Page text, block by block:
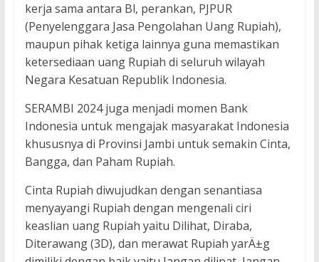
kerja sama antara Bl, perankan, PJPUR
(Penyelenggara Jasa Pengolahan Uang Rupiah),
maupun pihak ketiga lainnya guna memastikan
ketersediaan uang Rupiah di seluruh wilayah
Negara Kesatuan Republik Indonesia.
SERAMBI 2024 juga menjadi momen Bank
Indonesia untuk mengajak masyarakat Indonesia
khususnya di Provinsi Jambi untuk semakin Cinta,
Bangga, dan Paham Rupiah.
Cinta Rupiah diwujudkan dengan senantiasa
menyayangi Rupiah dengan mengenali ciri
keaslian uang Rupiah yaitu Dilihat, Diraba,
Diterawang (3D), dan merawat Rupiah yarÄ±g